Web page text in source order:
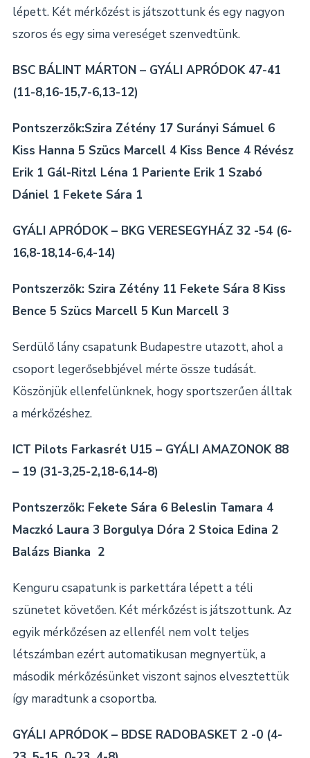
lépett. Két mérkőzést is játszottunk és egy nagyon
szoros és egy sima vereséget szenvedtünk.
BSC BÁLINT MÁRTON – GYÁLI APRÓDOK 47-41
(11-8,16-15,7-6,13-12)
Pontszerzők:Szira Zétény 17 Surányi Sámuel 6
Kiss Hanna 5 Szücs Marcell 4 Kiss Bence 4 Révész
Erik 1 Gál-Ritzl Léna 1 Pariente Erik 1 Szabó
Dániel 1 Fekete Sára 1
GYÁLI APRÓDOK – BKG VERESEGYHÁZ 32 -54 (6-
16,8-18,14-6,4-14)
Pontszerzők: Szira Zétény 11 Fekete Sára 8 Kiss
Bence 5 Szücs Marcell 5 Kun Marcell 3
Serdülő lány csapatunk Budapestre utazott, ahol a
csoport legerősebbjével mérte össze tudását.
Köszönjük ellenfelünknek, hogy sportszerűen álltak
a mérkőzéshez.
ICT Pilots Farkasrét U15 – GYÁLI AMAZONOK 88
– 19 (31-3,25-2,18-6,14-8)
Pontszerzők: Fekete Sára 6 Beleslin Tamara 4
Maczkó Laura 3 Borgulya Dóra 2 Stoica Edina 2
Balázs Bianka 2
Kenguru csapatunk is parkettára lépett a téli
szünetet követően. Két mérkőzést is játszottunk. Az
egyik mérkőzésen az ellenfél nem volt teljes
létszámban ezért automatikusan megnyertük, a
második mérkőzésünket viszont sajnos elvesztettük
így maradtunk a csoportba.
GYÁLI APRÓDOK – BDSE RADOBASKET 2 -0 (4-